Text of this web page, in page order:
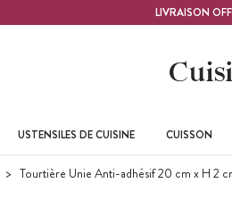
LIVRAISON
USTENSILES DE CUISINE CUISSON
Tourtière Unie Anti-adhésif 20 cm x H 2